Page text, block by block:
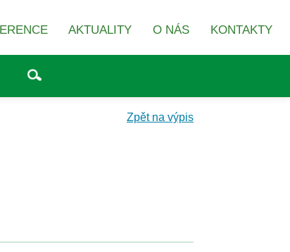
AKTUALITY O NÁS KONTAKTY
Zpět na výpis